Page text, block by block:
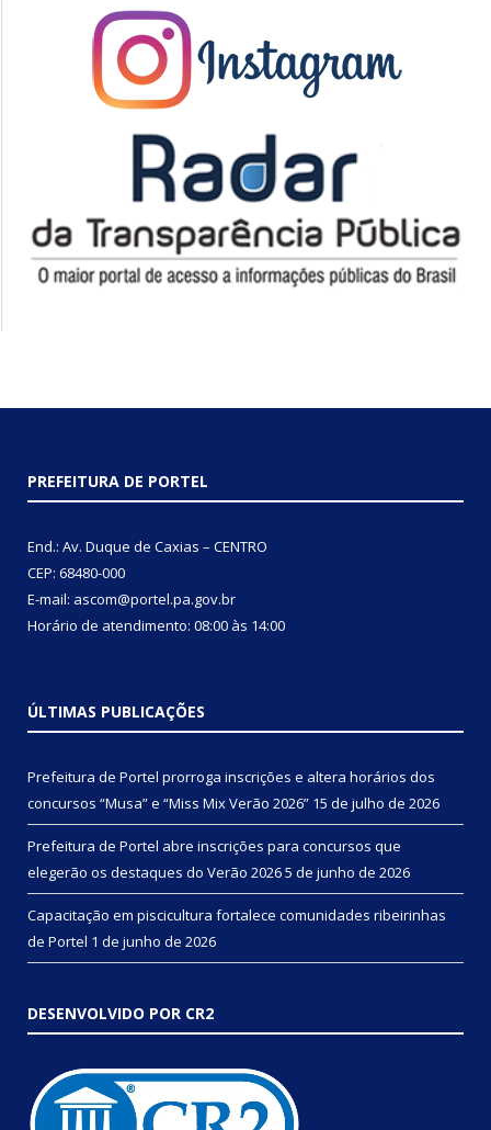
PREFEITURA DE PORTEL
End.: Av. Duque de Caxias – CENTRO
CEP: 68480-000
E-mail: ascom@portel.pa.gov.br
Horário de atendimento: 08:00 às 14:00
ÚLTIMAS PUBLICAÇÕES
Prefeitura de Portel prorroga inscrições e altera horários dos
concursos “Musa” e “Miss Mix Verão 2026” 15 de julho de 2026
Prefeitura de Portel abre inscrições para concursos que
elegerão os destaques do Verão 20265 de junho de 2026
Capacitação em piscicultura fortalece comunidades ribeirinhas
de Portel 1 de junho de 2026
DESENVOLVIDO POR CR2